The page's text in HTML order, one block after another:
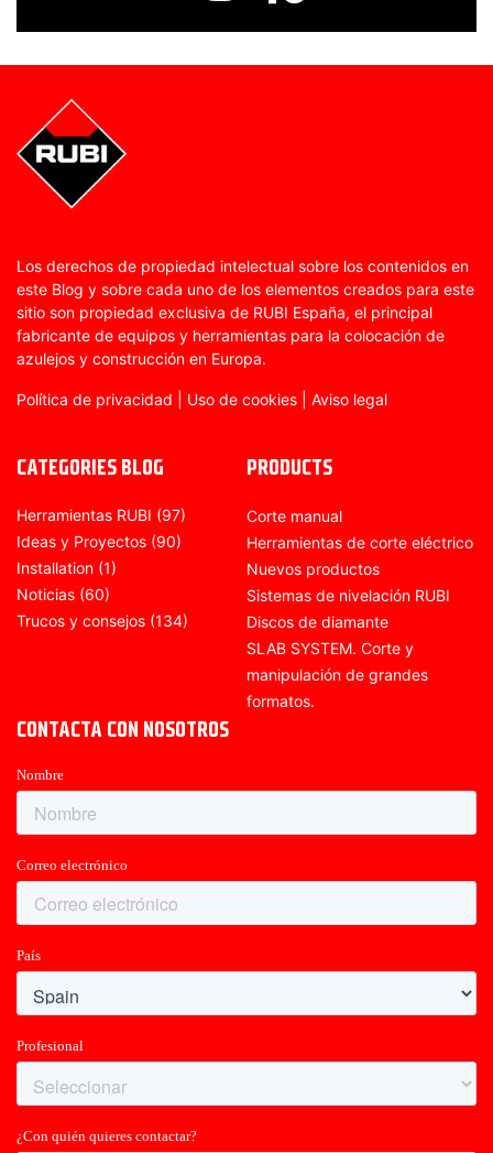
Los derechos de propiedad intelectual sobre los contenidos en
este Blog y sobre cada uno de los elementos creados para este
sitio son propiedad exclusiva de RUBI España, el principal
fabricante de equipos y herramientas para la colocación de
azulejos y construcción en Europa.
Política de privacidad Uso de cookies Aviso legal
CATEGORIES BLOG
Herramientas RUBI (97)
Ideas y Proyectos (90)
Installation (1)
Noticias (60)
Trucos y consejos (134)
PRODUCTS
Corte manual
Herramientas de corte eléctrico
Nuevos productos
Sistemas de nivelación RUBI
Discos de diamante
SLAB SYSTEM. Corte y
manipulación de grandes
formatos.
CONTACTA CON NOSOTROS